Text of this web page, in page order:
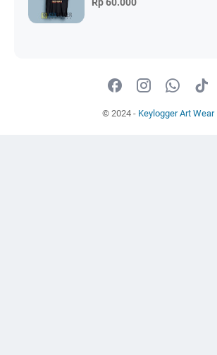
Rp 60.000
© 2024 - Keylogger Art Wear